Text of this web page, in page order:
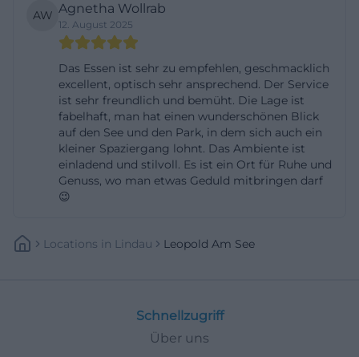
Team ist auf individuelle Bedürfnisse eingestellt
und berät zu Speisenfolgen und Abläufen.
Wichtig zu wissen: Aus Gründen des
Denkmalschutzes sind Hunde im Innenbereich
nicht erlaubt. In den Sommermonaten sind
Vierbeiner auf der Terrasse herzlich willkommen;
Wasser steht bereit. Diese Regelung ist eindeutig
kommuniziert und schafft Planungssicherheit für
Hundebesitzerinnen und -besitzer. Das Haus bittet
Parkplatzsituation (Details im nächsten Abschnitt)
Kombination aus historischem Gebäude und Park
erfordert manchmal individuelle Lösungen, die das
AW Agnetha Wollrab
12. August 2025
Das Essen ist sehr zu empfehlen, geschmacklich
excellent, optisch sehr ansprechend. Der Service
ist sehr freundlich und bemüht. Die Lage ist
fabelhaft, man hat einen wunderschönen Blick
auf den See und den Park, in dem sich auch ein
kleiner Spaziergang lohnt. Das Ambiente ist
einladend und stilvoll. Es ist ein Ort für Ruhe und
Genuss, wo man etwas Geduld mitbringen darf
😉
Locations In Lindau Leopold Am See
Schnellzugriff
Über uns